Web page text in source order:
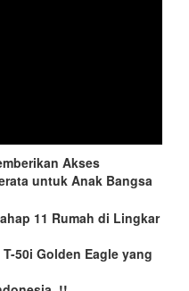
Akses
untuk Anak Bangsa
11 Rumah di Lingkar
50i Golden Eagle yang